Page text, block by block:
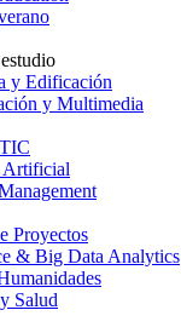
y Edificación
y Multimedia
Artificial
Proyectos
& Big Data Analytics
Salud